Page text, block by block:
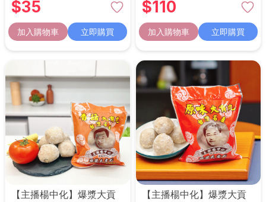
$35
加入購物車 立即購買
$110
加入購物車 立即購買
【主播楊中化】爆漿大貢
【主播楊中化】爆漿大貢